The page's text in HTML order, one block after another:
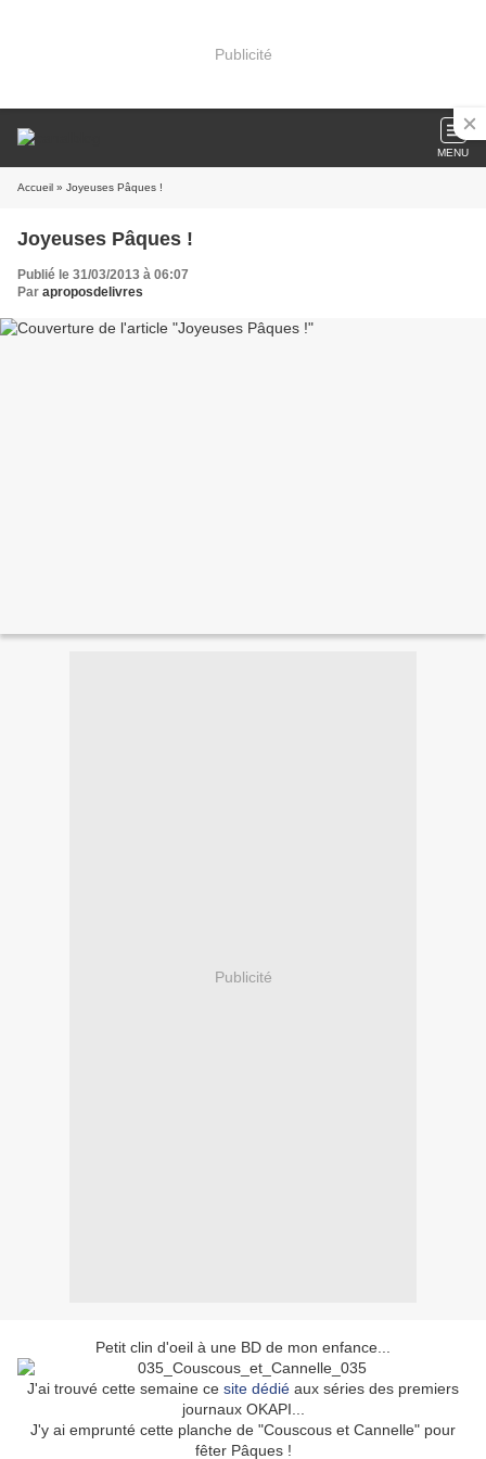
Publicité
MENU
Accueil » Joyeuses Pâques !
Joyeuses Pâques !
Publié le 31/03/2013 à 06:07
Par aproposdelivres
Publicité
Petit clin d'oeil à une BD de mon enfance...
J'ai trouvé cette semaine ce site dédié aux séries des premiers
journaux OKAPI...
J'y ai emprunté cette planche de "Couscous et Cannelle" pour
fêter Pâques !